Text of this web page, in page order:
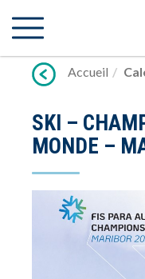
vers
Accueil
SKI –
MONDE –